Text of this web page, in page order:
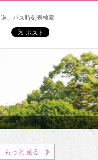
道、バス時刻表検索
もっと見る